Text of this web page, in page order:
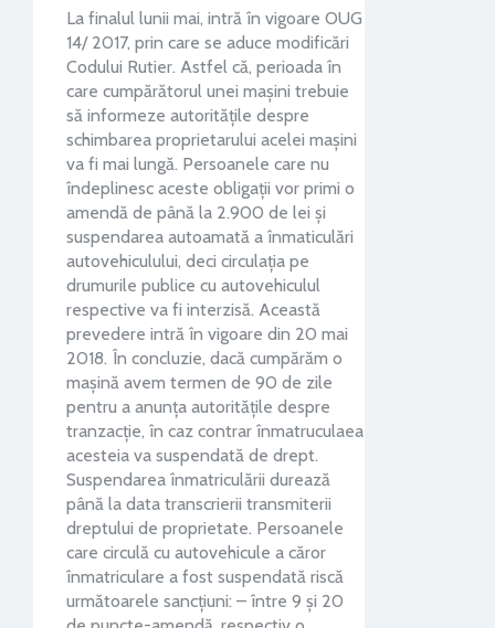
La finalul lunii mai, intră în vigoare OUG
14/ 2017, prin care se aduce modificări
Codului Rutier. Astfel că, perioada în
care cumpărătorul unei maşini trebuie
să informeze autorităţile despre
schimbarea proprietarului acelei maşini
va fi mai lungă. Persoanele care nu
îndeplinesc aceste obligații vor primi o
amendă de până la 2.900 de lei și
suspendarea autoamată a înmaticulări
autovehiculului, deci circulația pe
drumurile publice cu autovehiculul
respective va fi interzisă. Această
prevedere intră în vigoare din 20 mai
2018. În concluzie, dacă cumpărăm o
mașină avem termen de 90 de zile
pentru a anunța autoritățile despre
tranzacție, în caz contrar înmatruculaea
acesteia va suspendată de drept.
Suspendarea înmatriculării durează
până la data transcrierii transmiterii
dreptului de proprietate. Persoanele
care circulă cu autovehicule a căror
înmatriculare a fost suspendată riscă
următoarele sancţiuni: – între 9 şi 20